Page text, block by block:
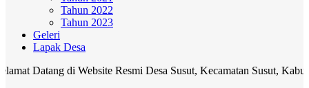
Tahun 2022
Tahun 2023
Geleri
Lapak Desa
di Website Resmi Desa Susut, Kecamatan Susut, Kabupaten